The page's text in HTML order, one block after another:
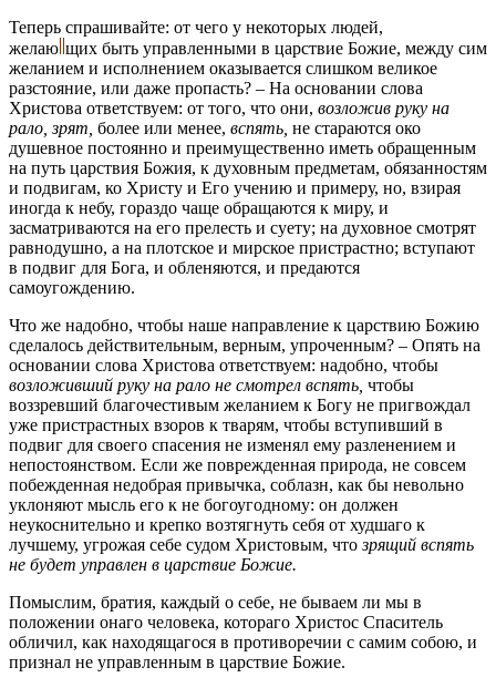
Теперь спрашивайте: от чего у некоторых людей,
желаю щих быть управленными в царствие Божие, между сим
желанием и исполнением оказывается слишком великое
разстояние, или даже пропасть? – На основании слова
Христова ответствуем: от того, что они, возложив руку на
рало, зрят, более или менее, вспять, не стараются око
душевное постоянно и преимущественно иметь обращенным
на путь царствия Божия, к духовным предметам, обязанностям
и подвигам, ко Христу и Его учению и примеру, но, взирая
иногда к небу, гораздо чаще обращаются к миру, и
засматриваются на его прелесть и суету; на духовное смотрят
равнодушно, а на плотское и мирское пристрастно; вступают
в подвиг для Бога, и обленяются, и предаются
самоугождению.
Что же надобно, чтобы наше направление к царствию Божию
сделалось действительным, верным, упроченным? – Опять на
основании слова Христова ответствуем: надобно, чтобы
возложивший руку на рало не смотрел вспять, чтобы
воззревший благочестивым желанием к Богу не пригвождал
уже пристрастных взоров к тварям, чтобы вступивший в
подвиг для своего спасения не изменял ему разленением и
непостоянством. Если же поврежденная природа, не совсем
побежденная недобрая привычка, соблазн, как бы невольно
уклоняют мысль его к не богоугодному: он должен
неукоснительно и крепко возтягнуть себя от худшаго к
лучшему, угрожая себе судом Христовым, чтозрящий вспять
не будет управлен в царствие Божие.
Помыслим, братия, каждый о себе, не бываем ли мы в
положении онаго человека, котораго Христос Спаситель
обличил, как находящагося в противоречии с самим собою, и
признал не управленным в царствие Божие.